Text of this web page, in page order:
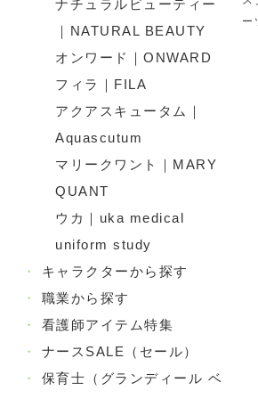
ナチュラルビューティー
｜NATURAL BEAUTY
オンワード｜ONWARD
フィラ｜FILA
アクアスキュータム｜
Aquascutum
マリークワント｜MARY
QUANT
ウカ｜uka medical
uniform study
・
キャラクターから探す
・
職業から探す
・
看護師アイテム特集
・
ナースSALE（セール）
・
保育士（グランディール ベ
ー